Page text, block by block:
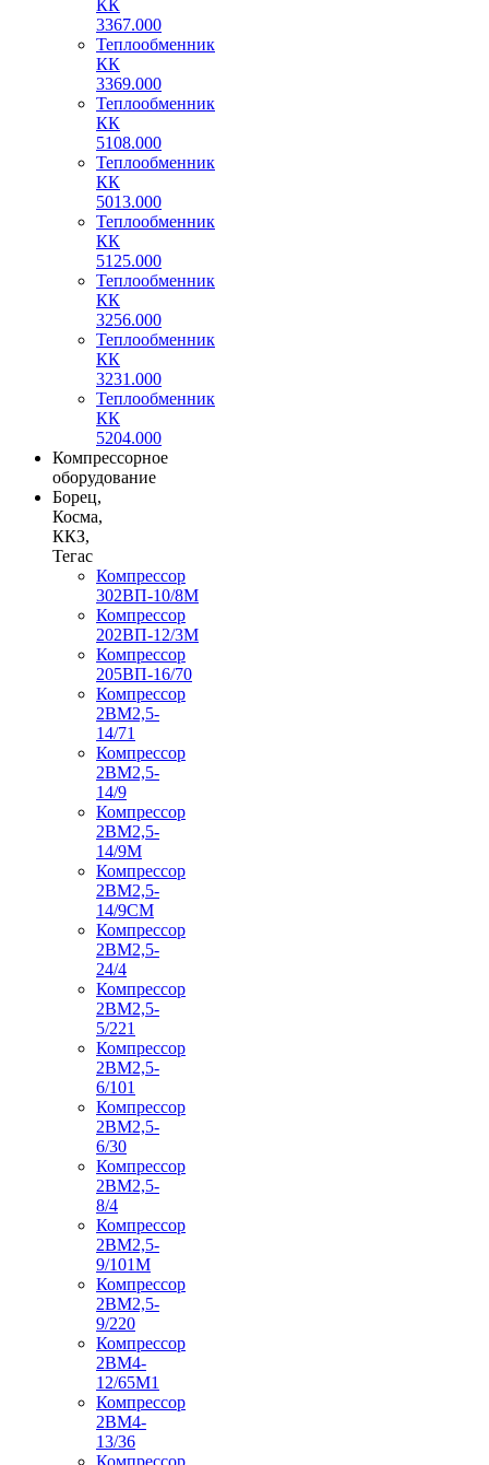
КК
3367.000
Теплообменник
КК
3369.000
Теплообменник
КК
5108.000
Теплообменник
КК
5013.000
Теплообменник
КК
5125.000
Теплообменник
КК
3256.000
Теплообменник
КК
3231.000
Теплообменник
КК
5204.000
Компрессорное
оборудование
Борец,
Косма,
ККЗ,
Тегас
Компрессор
302ВП-10/8М
Компрессор
202ВП-12/3М
Компрессор
205ВП-16/70
Компрессор
2ВМ2,5-
14/71
Компрессор
2ВМ2,5-
14/9
Компрессор
2ВМ2,5-
14/9М
Компрессор
2ВМ2,5-
14/9СМ
Компрессор
2ВМ2,5-
24/4
Компрессор
2ВМ2,5-
5/221
Компрессор
2ВМ2,5-
6/101
Компрессор
2ВМ2,5-
6/30
Компрессор
2ВМ2,5-
8/4
Компрессор
2ВМ2,5-
9/101М
Компрессор
2ВМ2,5-
9/220
Компрессор
2ВМ4-
12/65М1
Компрессор
2ВМ4-
13/36
Компрессор